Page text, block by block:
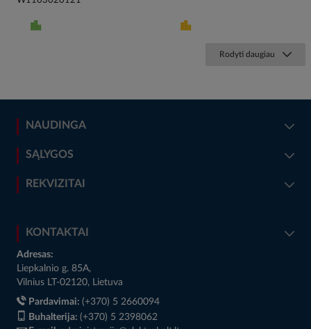
Rodyti daugiau
NAUDINGA
SĄLYGOS
REKVIZITAI
KONTAKTAI
Adresas:
Liepkalnio g. 85A,
Vilnius LT-02120, Lietuva
Pardavimai: (+370) 5 2660094
Buhalterija: (+370) 5 2398062